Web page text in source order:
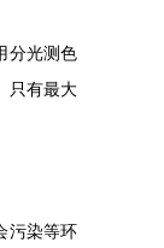
分光测色
只有最大
污染等环